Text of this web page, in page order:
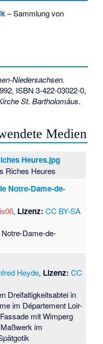
– Sammlung von
Niedersachsen.
ISBN 3-422-03022-0,
St. Bartholomäus.
Medien
Heures.jpg
Riches Heures
Notre-Dame-de-
, Lizenz: CC BY-SA
Dame-de-
Heyde, Lizenz: CC
Dreifaltigkeitsabtei in
im Département Loir-
mit Wimperg
im